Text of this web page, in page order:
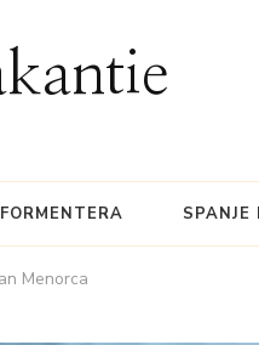
FORMENTERA SPANJE
Menorca